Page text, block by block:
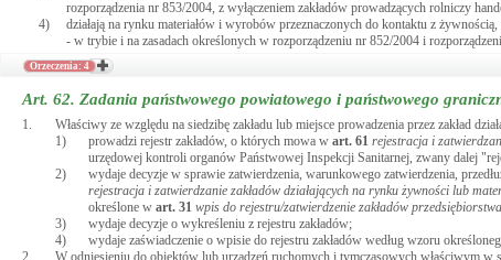
rozporządzenia nr 853/2004, z wyłączeniem zakładów prowadzących rolniczy
4)
działają na rynku materiałów i wyrobów przeznaczonych do kontaktu z
- w trybie i na zasadach określonych w rozporządzeniu nr 852/2004 i
Orzeczenia: 4
Art. 62. Zadania państwowego powiatowego i państwowego
1.
Właściwy ze względu na siedzibę zakładu lub miejsce prowadzenia przez zakład
1)
prowadzi rejestr zakładów, o których mowa w art. 61 rejestracja i
urzędowej kontroli organów Państwowej Inspekcji Sanitarnej, zwany dalej
2)
wydaje decyzje w sprawie zatwierdzenia, warunkowego zatwierdzenia,
rejestracja i zatwierdzanie zakładów działających na rynku żywności lub
określone w art. 31 wpis do rejestru/zatwierdzenie zakładów
3)
wydaje decyzje o wykreśleniu z rejestru zakładów;
4)
wydaje zaświadczenie o wpisie do rejestru zakładów według wzoru
2.
W odniesieniu do obiektów lub urządzeń ruchomych i tymczasowych właściwym